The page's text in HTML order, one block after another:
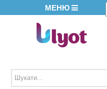
МЕНЮ